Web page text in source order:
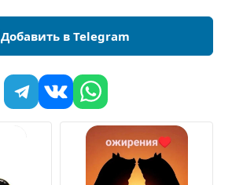
Добавить в Telegram